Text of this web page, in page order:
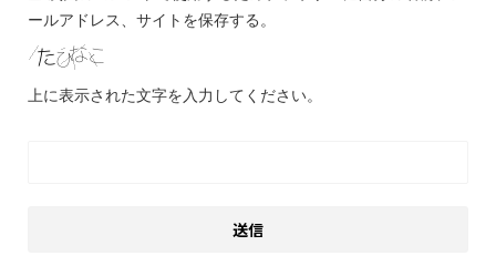
ールアドレス、サイトを保存する。
上に表示された文字を入力してください。